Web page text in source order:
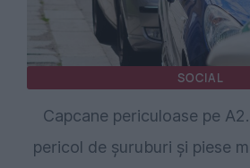
SOCIAL
Capcane periculoase pe
pericol de șuruburi și piese